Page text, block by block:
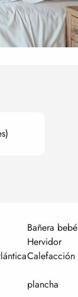
Bañera bebé
Hervidor
Calefacción
plancha